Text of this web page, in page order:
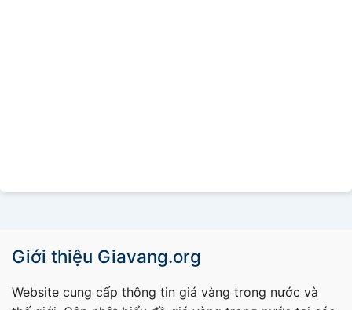
Giới thiệu Giavang.org
Website cung cấp thông tin giá vàng trong nước và